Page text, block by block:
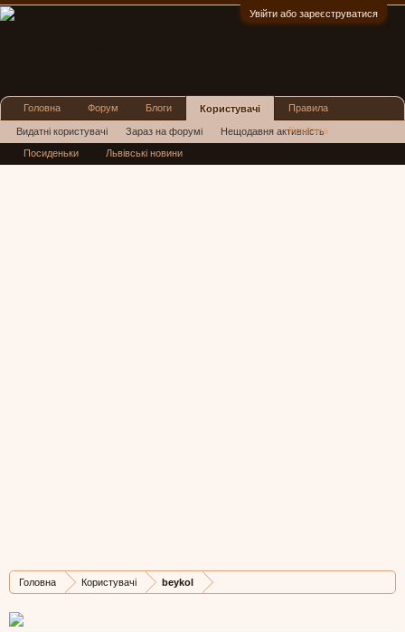
Увійти або зареєструватися
Головна Користувачі beykol
Дописів
2
Карма
0
Бали
1
Головна Форум Блоги Користувачі
Видатні користувачі Зараз на форумі Нещодавня активність
Нові повідомлення профілю
Правила
Реклама
Посиденьки Львівські новини